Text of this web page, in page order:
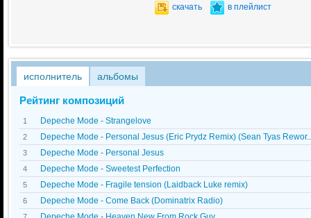
скачать в плейлист
исполнитель альбомы
Рейтинг композиций
1 Depeche Mode - Strangelove
2 Depeche Mode - Personal Jesus (Eric Prydz Remix) (Sean Tyas
3 Depeche Mode - Personal Jesus
4 Depeche Mode - Sweetest Perfection
5 Depeche Mode - Fragile tension (Laidback Luke remix)
6 Depeche Mode - Come Back (Dominatrix Radio)